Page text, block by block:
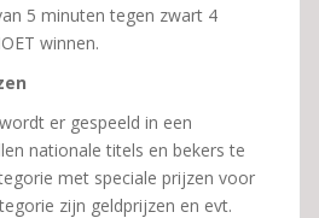
5 minuten tegen zwart 4
winnen.
er gespeeld in een
nationale titels en bekers te
met speciale prijzen voor
zijn geldprijzen en evt.